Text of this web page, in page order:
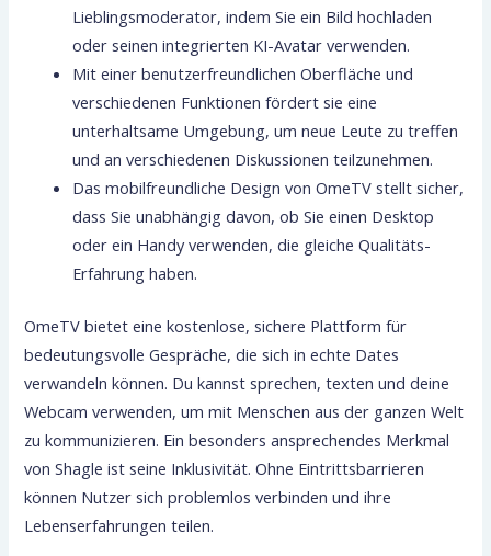
Lieblingsmoderator, indem Sie ein Bild hochladen
oder seinen integrierten KI-Avatar verwenden.
Mit einer benutzerfreundlichen Oberfläche und
verschiedenen Funktionen fördert sie eine
unterhaltsame Umgebung, um neue Leute zu treffen
und an verschiedenen Diskussionen teilzunehmen.
Das mobilfreundliche Design von OmeTV stellt sicher,
dass Sie unabhängig davon, ob Sie einen Desktop
oder ein Handy verwenden, die gleiche Qualitäts-
Erfahrung haben.
OmeTV bietet eine kostenlose, sichere Plattform für
bedeutungsvolle Gespräche, die sich in echte Dates
verwandeln können. Du kannst sprechen, texten und deine
Webcam verwenden, um mit Menschen aus der ganzen Welt
zu kommunizieren. Ein besonders ansprechendes Merkmal
von Shagle ist seine Inklusivität. Ohne Eintrittsbarrieren
können Nutzer sich problemlos verbinden und ihre
Lebenserfahrungen teilen.